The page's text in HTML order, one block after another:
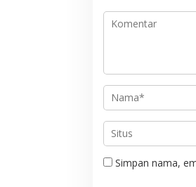
i
p
s
Simpan nama,